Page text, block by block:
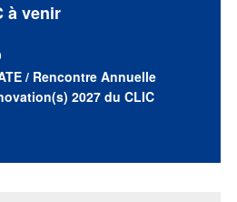
à venir
/ Rencontre Annuelle
2027 du CLIC